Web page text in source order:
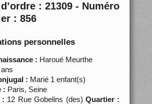
: 21309 - Numéro
: 856
personnelles
: Haroué Meurthe
: Marié 1 enfant(s)
: Paris, Seine
: 12 Rue Gobelins (des) Quartier :